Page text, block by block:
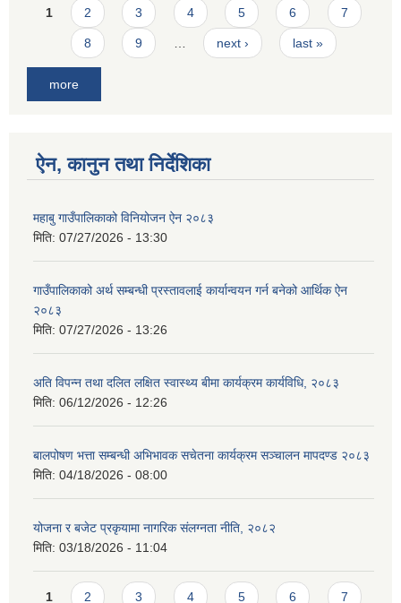
Pages
1 2 3 4 5 6 7
8 9 next › last »
more
ऐन, कानुन तथा निर्देशिका
महाबु गाउँपालिकाको विनियोजन ऐन २०८३
मिति: 07/27/2026 - 13:30
गाउँपालिकाको अर्थ सम्बन्धी प्रस्तावलाई कार्यान्वयन गर्न बनेको आर्थिक ऐन
२०८३
मिति: 07/27/2026 - 13:26
अति विपन्न तथा दलित लक्षित स्वास्थ्य बीमा कार्यक्रम कार्यविधि, २०८३
मिति: 06/12/2026 - 12:26
बालपोषण भत्ता सम्बन्धी अभिभावक सचेतना कार्यक्रम सञ्चालन मापदण्ड २०८३
मिति: 04/18/2026 - 08:00
योजना र बजेट प्रकृयामा नागरिक संलग्नता नीति, २०८२
मिति: 03/18/2026 - 11:04
Pages
1 2 3 4 5 6 7